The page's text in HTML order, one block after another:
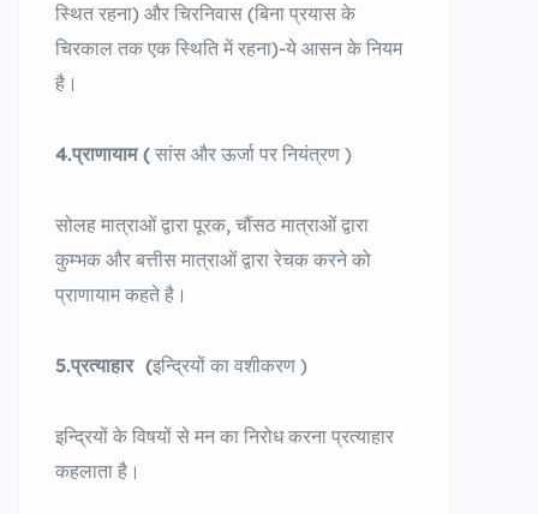
स्थित रहना) और चिरनिवास (बिना प्रयास के
चिरकाल तक एक स्थिति में रहना)-ये आसन के नियम
है।
4.प्राणायाम( सांस और ऊर्जा पर नियंत्रण )
सोलह मात्राओं द्वारा पूरक, चौंसठ मात्राओं द्वारा
कुम्भक और बत्तीस मात्राओं द्वारा रेचक करने को
प्राणायाम कहते है।
5.प्रत्याहार(इन्द्रियों का वशीकरण )
इन्द्रियों के विषयों से मन का निरोध करना प्रत्याहार
कहलाता है।